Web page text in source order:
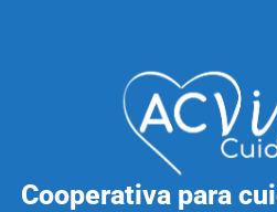
Cooperativa para